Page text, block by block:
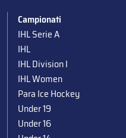
Campionati
IHL Serie A
IHL
IHL Division I
IHL Women
Para Ice Hockey
Under 19
Under 16